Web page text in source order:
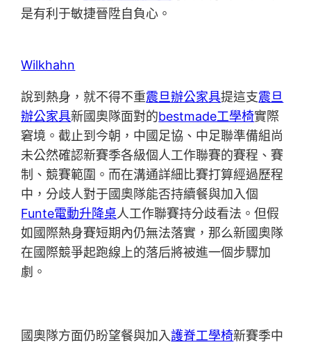
是有利于敏捷晉陞自負心。
Wilkhahn
說到熱身，就不得不重震旦辦公家具提這支震旦
辦公家具新國奧隊面對的bestmade工學椅實際
窘境。截止到今朝，中國足協、中足聯準備組尚
未公然確認新賽季各級個人工作聯賽的賽程、賽
制、競賽範圍。而在溝通詳細比賽打算經過歷程
中，分歧人對于國奧隊能否持續餐與加入個
Funte電動升降桌人工作聯賽持分歧看法。但假
如國際熱身賽短期內仍無法落實，那么新國奧隊
在國際競爭起跑線上的落后將被進一個步驟加
劇。
國奧隊方面仍盼望餐與加入護脊工學椅新賽季中